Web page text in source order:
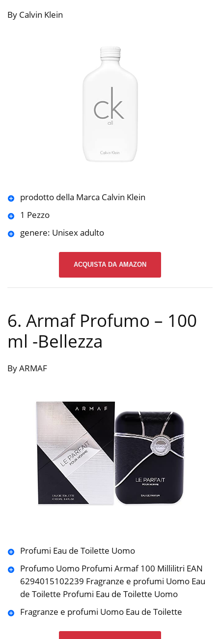
By Calvin Klein
prodotto della Marca Calvin Klein
1 Pezzo
genere: Unisex adulto
ACQUISTA DA AMAZON
6. Armaf Profumo – 100
ml -Bellezza
By ARMAF
Profumi Eau de Toilette Uomo
Profumo Uomo Profumi Armaf 100 Millilitri EAN
6294015102239 Fragranze e profumi Uomo Eau
de Toilette Profumi Eau de Toilette Uomo
Fragranze e profumi Uomo Eau de Toilette